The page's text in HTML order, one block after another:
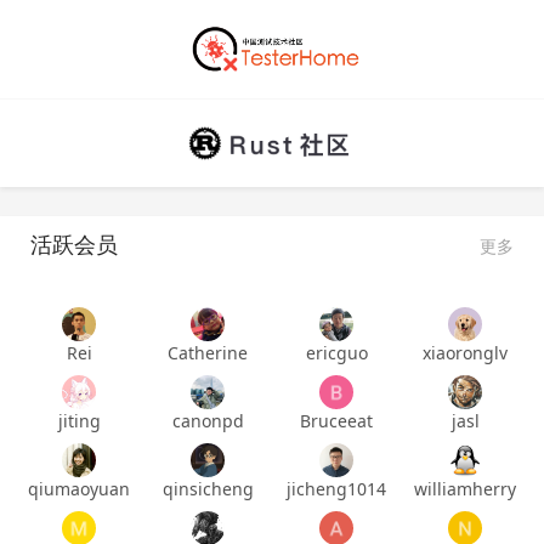
活跃会员 更多
Rei Catherine ericguo xiaoronglv
jiting canonpd Bruceeat jasl
qiumaoyuan qinsicheng jicheng1014 williamherry